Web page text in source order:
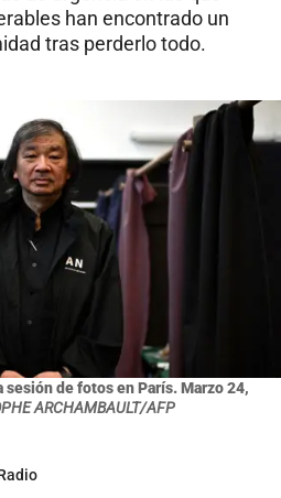
han encontrado un
tras perderlo todo.
sesión de fotos en París. Marzo 24,
ARCHAMBAULT/AFP